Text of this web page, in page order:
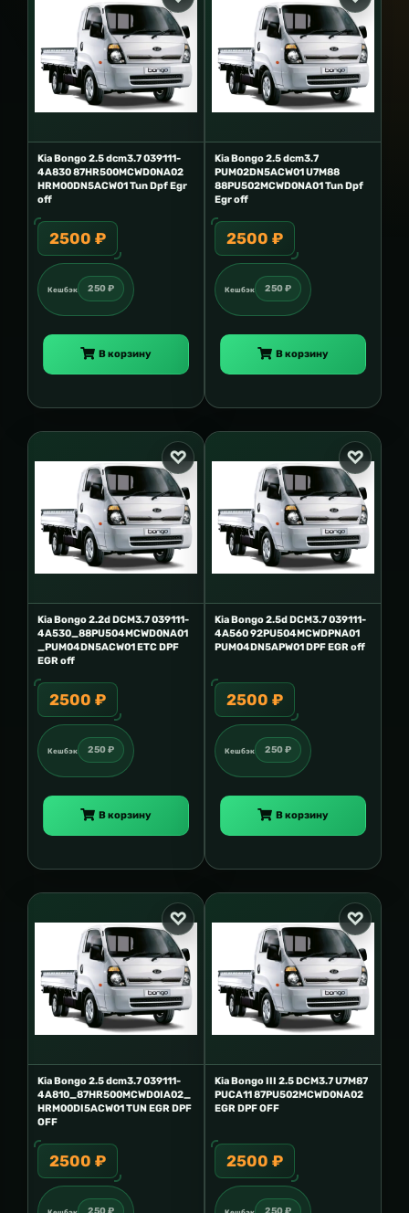
Kia Bongo 2.5 dcm3.7 039111-
4A830 87HR500MCWD0NA02
HRM00DN5ACW01 Tun Dpf Egr
off
2500 ₽
Кешбэк 250 ₽
В корзину
Kia Bongo 2.5 dcm3.7
PUM02DN5ACW01 U7M88
88PU502MCWD0NA01 Tun Dpf
Egr off
2500 ₽
Кешбэк 250 ₽
В корзину
Kia Bongo 2.2d DCM3.7 039111-
4A530_88PU504MCWD0NA01
_PUM04DN5ACW01 ETC DPF
EGR off
2500 ₽
Кешбэк 250 ₽
В корзину
Kia Bongo 2.5d DCM3.7 039111-
4A560 92PU504MCWDPNA01
PUM04DN5APW01 DPF EGR off
2500 ₽
Кешбэк 250 ₽
В корзину
Kia Bongo 2.5 dcm3.7 039111-
4A810_87HR500MCWD0IA02_
HRM00DI5ACW01 TUN EGR DPF
OFF
2500 ₽
250 ₽
Kia Bongo III 2.5 DCM3.7 U7M87
PUCA11 87PU502MCWD0NA02
EGR DPF OFF
2500 ₽
250 ₽